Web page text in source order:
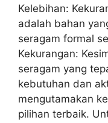
Kelebihan:
adalah bahan
seragam formal
Kekurangan:
seragam yang
kebutuhan dan
mengutamakan
pilihan terbaik.